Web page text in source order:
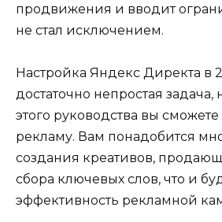
продвижения и вводит
не стал исключением.
Настройка Яндекс Директа в
достаточно непростая
этого руководства вы сможете
рекламу. Вам понадобится
создания креативов,
сбора ключевых слов, что и
эффективность рекламной